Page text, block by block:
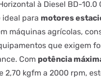
à Diesel BD-10.0
ideal para motores
máquinas agrícolas,
que exigem
Com potência
2,70 kgfm a 2000 rpm,